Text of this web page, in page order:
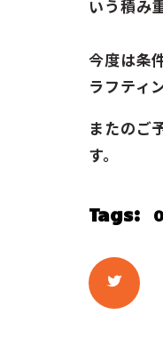
いう積み
今度は条
ラフティ
またのご
す。
Tags: